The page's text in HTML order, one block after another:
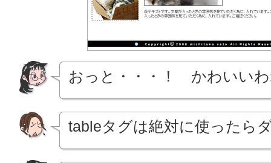
おっと・・・！ かわいい
tableタグは絶対に使ったら